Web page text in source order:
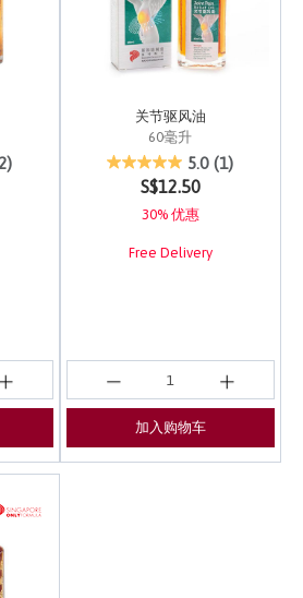
5 Customer Rating
关节驱风油
60毫升
3.7 out of 5 Customer
5.0 (1)
S$12.50
30% 优惠
Free Delivery
加入购物车